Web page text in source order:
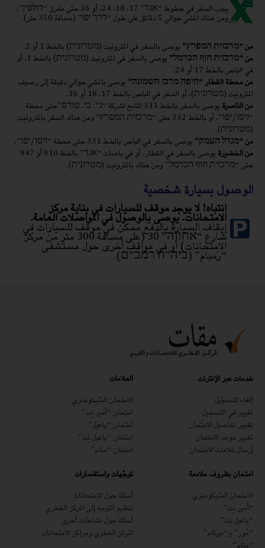
يجب السفر في خطوط “אגד” 17، 18، 24، أو 36 حتى مفرق “דולפין”،
ومن هناك المشي حوالي 5 دقائق على طول “דרך יפו” (مسافة 350 متر).
من “מרכזית המפרץ” يوصى بالسفر في المِترونِيت (מטרונית) بالخط 1 أو 2.
من “מרכזית חוף הכרמל”
يوصى بالسفر في المِترونِيت (מטרונית) بالخط 1، أو
في الباص بالخط 17 أو 24.
من محطة القطار “חיפה מרכז השמונה” يوصى بالمشي حوالي دقيقة إلى رصيف
المِترونِيت (מטרונית)، أو السفر في الباص بالخط 17، 18 أو 36.
من الناصرة
يوصى بالسفر بالخط 331 التابع لشركة “ג’י. בי. טורס”حتى محطة
“זיסו/יפו”، أو بالخط 332 حتى “מרכזית המפרץ” ومن هناك السفر بالمِترونِيت
(מטרונית).
من “מגדל העמק” يوصى بالسفر في الباص بالخط 331 حتى محطة “זיסו/יפו”.
من الخضيرة
يوصى بالسفر في القطار، أو في باصات “אגד” بالخط 910 أو 947
حتى “מרכזית חוף הכרמל” ومن هناك بالمِترونِيت (מטרונית).
الوصول بسيارة شخصية
انتباه! لا يوجد موقف للسيارات في بناية مركز
الامتحانات. يوصى بالوصول في المواصلات العامة.
إيقاف السيارة بالدفع ممكن في موقف للسيارات في
شارع “אחווה” 30 (على مسافة 300 متر من مركز
الامتحانات) أو في مواقف أخرى حول مستشفى
“رَمبام” (ביה”ח רמב”ם).
خدمات عبر الإنترنت
إلغاء التسجّيل
تغيير في التسجيل
تغيير تفاصيل الامتحان
تغيير موعد الامتحان
إرسال علامات الامتحان
العلامات
الامتحان السّيكومتري
امتحان “أمير نِت”
امتحان “ياعيل”
امتحان “ياعيل نِت”
امتحان “متام”
امتحان بظروف ملاءمة
الامتحان السّيكومتري
“أمير نِت”
“ياعيل نِت”
“مُور” و“مِركام”
توجّهات واستفسارات
أسئلة حول الامتحانات
تنظيم التوجه إلى المركز القطري
أسئلة حول نشاطات أخرى
المركز القطري ومراكز الامتحانات